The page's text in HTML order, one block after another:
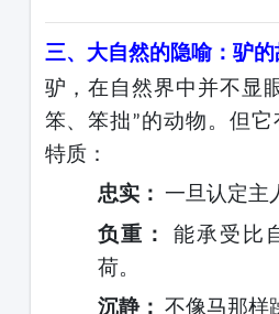
三、大自然的隐喻：驴的
驴，在自然界中并不显
笨、笨拙”的动物。但
特质：
忠实： 一旦认定主
负重：
能承受比
荷。
沉静： 不像马那样